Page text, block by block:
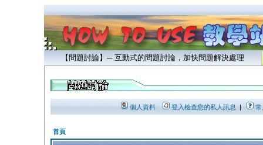
【問題討論】─ 互動式的問題討論，加快問題解決處理
個人資料 登入檢查您的私人訊息| 常
首頁